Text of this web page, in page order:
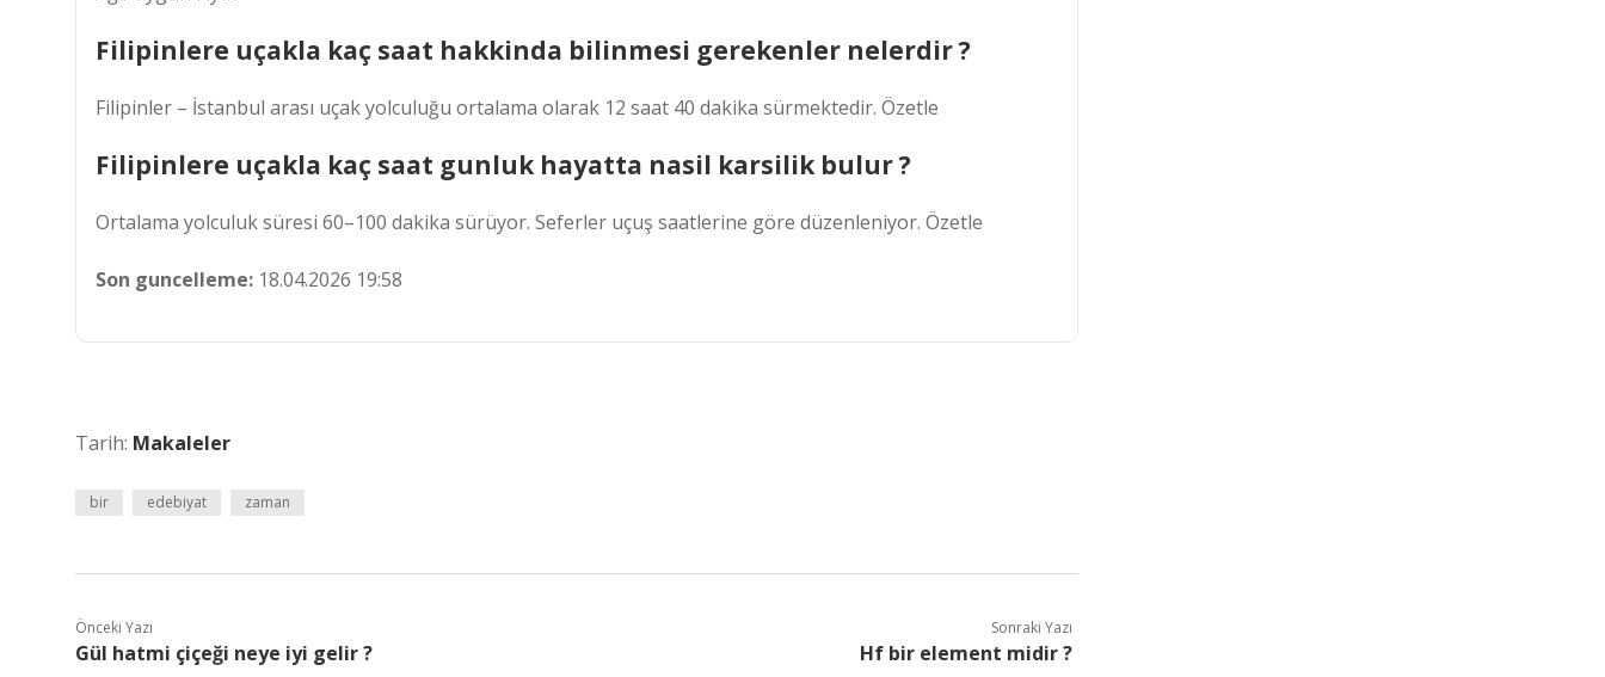
Filipinlere uçakla kaç saat hakkinda bilinmesi gerekenler nelerdir ?
Filipinler – İstanbul arası uçak yolculuğu ortalama olarak 12 saat 40 dakika sürmektedir. Özetle
Filipinlere uçakla kaç saat gunluk hayatta nasil karsilik bulur ?
Ortalama yolculuk süresi 60–100 dakika sürüyor. Seferler uçuş saatlerine göre düzenleniyor. Özetle
Son guncelleme: 18.04.2026 19:58
Tarih: Makaleler
bir edebiyat zaman
Önceki Yazı
Gül hatmi çiçeği neye iyi gelir ?
Sonraki Yazı
Hf bir element midir ?